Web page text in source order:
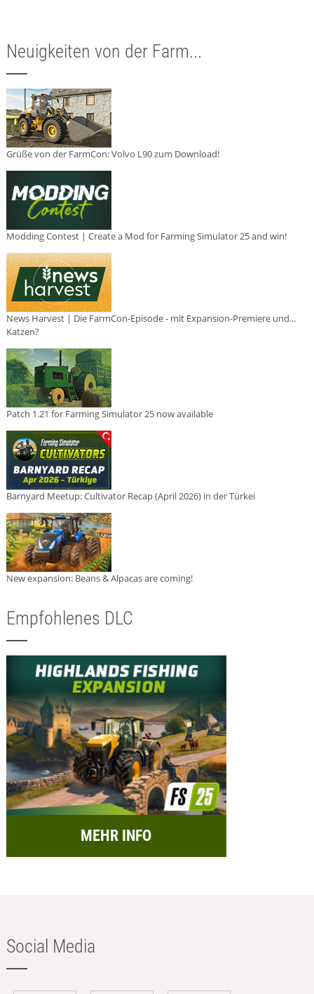
Neuigkeiten von der Farm...
Grüße von der FarmCon: Volvo L90 zum Download!
Modding Contest | Create a Mod for Farming Simulator 25 and win!
News Harvest | Die FarmCon-Episode - mit Expansion-Premiere und...
Katzen?
Patch 1.21 for Farming Simulator 25 now available
Barnyard Meetup: Cultivator Recap (April 2026) in der Türkei
New expansion: Beans & Alpacas are coming!
Empfohlenes DLC
MEHR INFO
Social Media